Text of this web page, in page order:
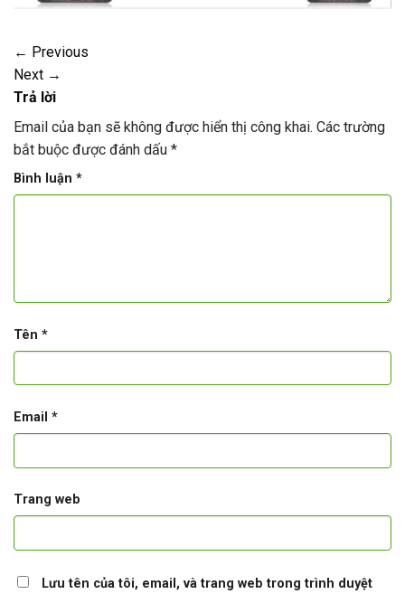
← Previous
Next →
Trả lời
Email của bạn sẽ không được hiển thị công khai. Các trường
bắt buộc được đánh dấu *
Bình luận *
Tên *
Email *
Trang web
Lưu tên của tôi, email, và trang web trong trình duyệt